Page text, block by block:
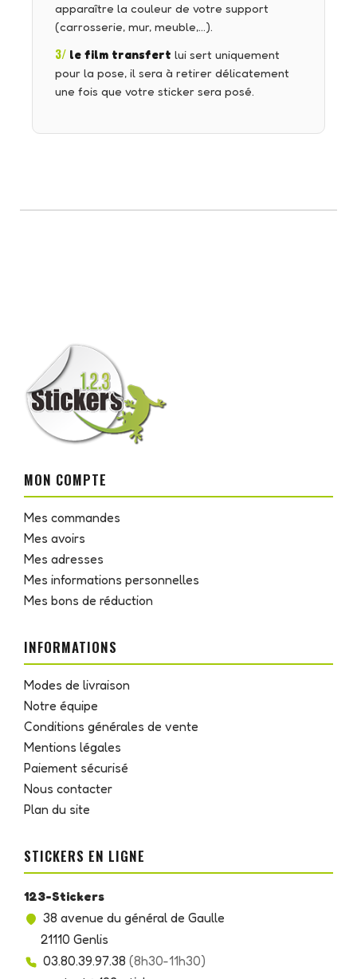
apparaître la couleur de votre support
(carrosserie, mur, meuble,…).
3/ le film transfert lui sert uniquement
pour la pose, il sera à retirer délicatement
une fois que votre sticker sera posé.
MON COMPTE
Mes commandes
Mes avoirs
Mes adresses
Mes informations personnelles
Mes bons de réduction
INFORMATIONS
Modes de livraison
Notre équipe
Conditions générales de vente
Mentions légales
Paiement sécurisé
Nous contacter
Plan du site
STICKERS EN LIGNE
123-Stickers
38 avenue du général de Gaulle
21110 Genlis
03.80.39.97.38 (8h30-11h30)